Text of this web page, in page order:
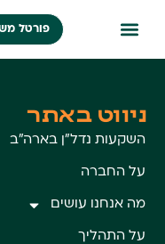
פורטל
ניווט באתר
השקעות נדל״ן בארה״ב
על החברה
מה אנחנו עושים
על התהליך